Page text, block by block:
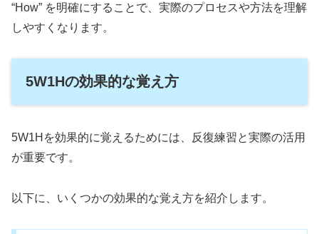
“How” を明確にすることで、実際のプロセスや方法を理解
しやすくなります。
5W1Hの効果的な覚え方
5W1Hを効果的に覚えるためには、反復練習と実際の活用
が重要です。
以下に、いくつかの効果的な覚え方を紹介します。